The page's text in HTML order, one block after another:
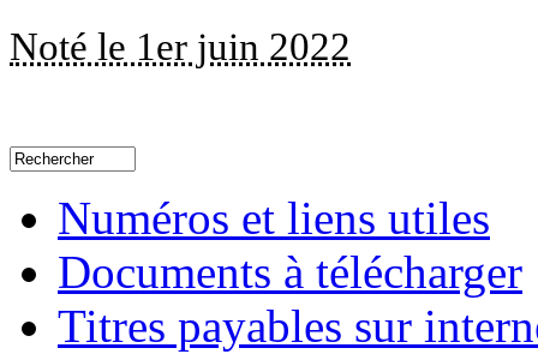
Noté le 1er juin 2022
Numéros et liens utiles
Documents à télécharger
Titres payables sur